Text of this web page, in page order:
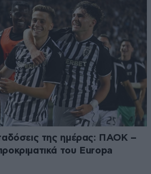
της ημέρας: ΠΑΟΚ –
του Europa